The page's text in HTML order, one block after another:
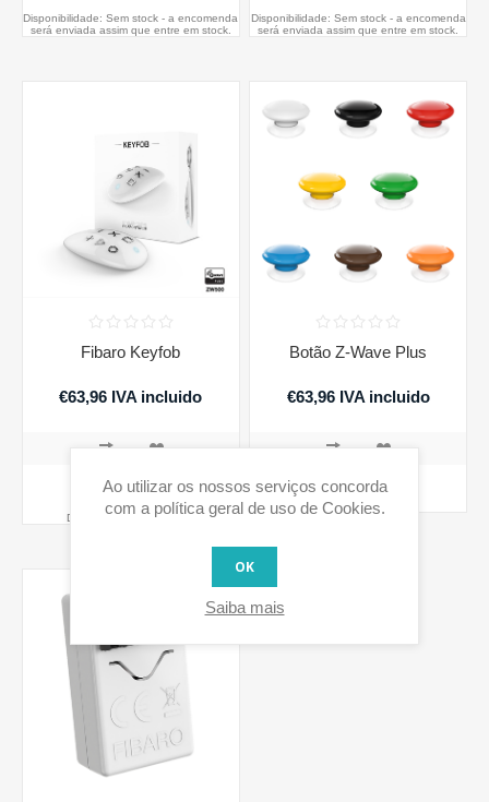
Disponibilidade: Sem stock - a encomenda
será enviada assim que entre em stock.
Disponibilidade: Sem stock - a encomenda
será enviada assim que entre em stock.
Fibaro Keyfob
€63,96 IVA incluido
COMPRAR
Disponibilidade: Em stock
Botão Z-Wave Plus
€63,96 IVA incluido
COMPRAR
Ao utilizar os nossos serviços concorda
com a política geral de uso de Cookies.
OK
Saiba mais